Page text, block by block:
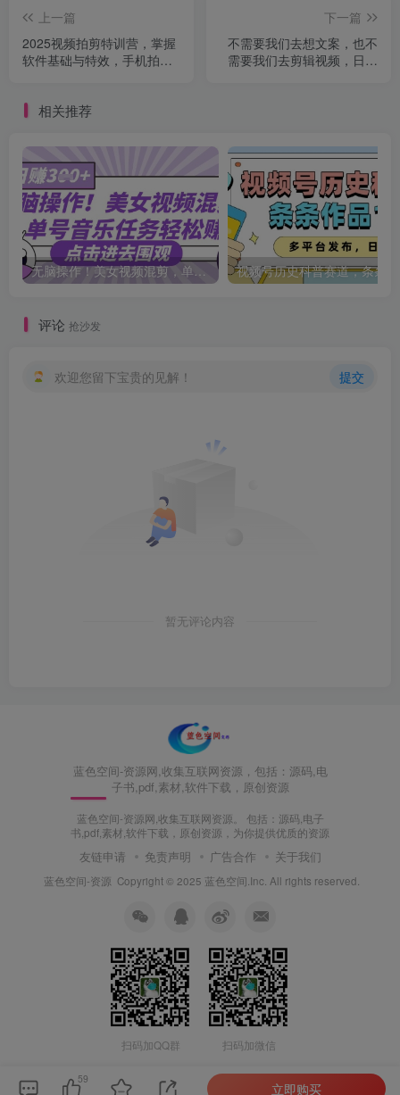
上一篇
2025视频拍剪特训营，掌握
软件基础与特效，手机拍摄
下一篇
不需要我们去想文案，也不
需要我们去剪辑视频，日引
相关推荐
无脑操作！美女视频混剪，单号音乐任务轻松日入3张+
评论 抢沙发
欢迎您留下宝贵的见解！ 提交
暂无评论内容
蓝色空间-资源网,收集互联网资源，包括：源码,电
子书,pdf,素材,软件下载，原创资源
蓝色空间-资源网,收集互联网资源。 包括：源码,电子
书,pdf,素材,软件下载，原创资源，为你提供优质的资源
友链申请 免责声明 广告合作 关于我们
蓝色空间-资源 Copyright © 2025 蓝色空间.Inc. All rights reserved.
扫码加QQ群 扫码加微信
59
立即购买